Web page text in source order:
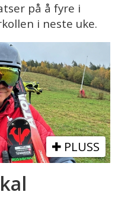
på å fyre i
i neste uke.
PLUSS